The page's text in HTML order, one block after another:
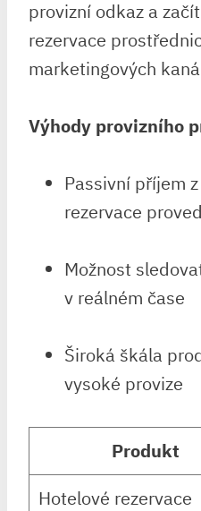
provizní odkaz a
rezervace
marketingových
Výhody provizního
Passivní příjem
rezervace
Možnost
v reálném čase
Široká škála
vysoké provize
Produkt
Hotelové rezervace